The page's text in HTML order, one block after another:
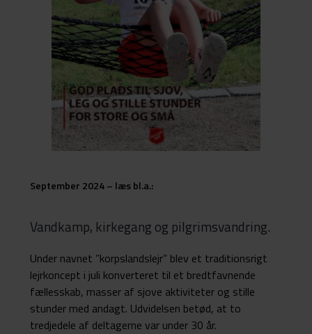
September 2024 – læs bl.a.:
Vandkamp, kirkegang og pilgrimsvandring.
Under navnet ”korpslandslejr” blev et traditionsrigt
lejrkoncept i juli konverteret til et bredtfavnende
fællesskab, masser af sjove aktiviteter og stille
stunder med andagt. Udvidelsen betød, at to
tredjedele af deltagerne var under 30 år.